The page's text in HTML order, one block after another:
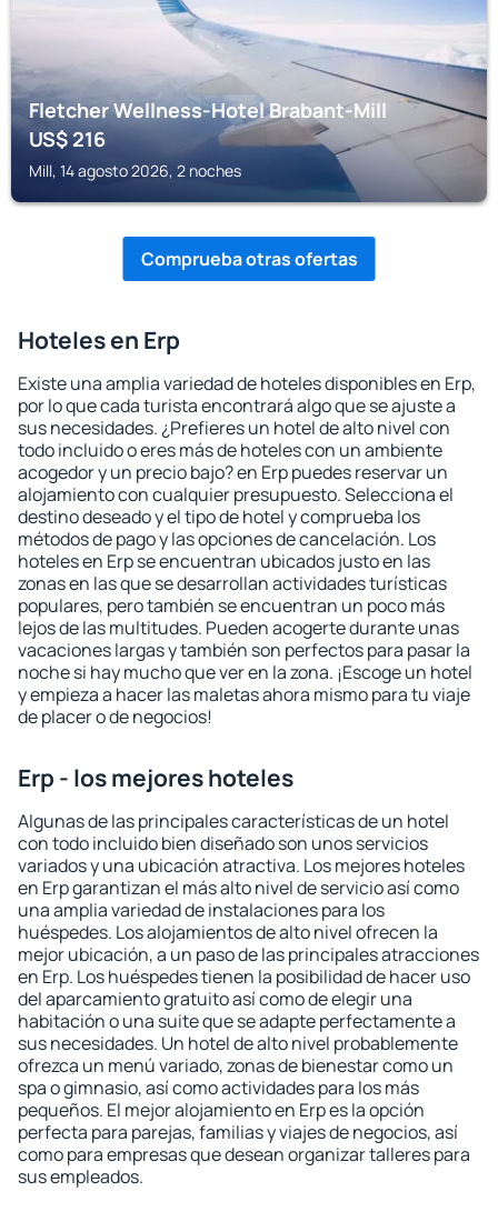
Fletcher Wellness-Hotel Brabant-Mill
US$216
Mill, 14 agosto 2026, 2 noches
Comprueba otras ofertas
Hoteles en Erp
Existe una amplia variedad de hoteles disponibles en Erp,
por lo que cada turista encontrará algo que se ajuste a
sus necesidades. ¿Prefieres un hotel de alto nivel con
todo incluido o eres más de hoteles con un ambiente
acogedor y un precio bajo? en Erp puedes reservar un
alojamiento con cualquier presupuesto. Selecciona el
destino deseado y el tipo de hotel y comprueba los
métodos de pago y las opciones de cancelación. Los
hoteles en Erp se encuentran ubicados justo en las
zonas en las que se desarrollan actividades turísticas
populares, pero también se encuentran un poco más
lejos de las multitudes. Pueden acogerte durante unas
vacaciones largas y también son perfectos para pasar la
noche si hay mucho que ver en la zona. ¡Escoge un hotel
y empieza a hacer las maletas ahora mismo para tu viaje
de placer o de negocios!
Erp - los mejores hoteles
Algunas de las principales características de un hotel
con todo incluido bien diseñado son unos servicios
variados y una ubicación atractiva. Los mejores hoteles
en Erp garantizan el más alto nivel de servicio así como
una amplia variedad de instalaciones para los
huéspedes. Los alojamientos de alto nivel ofrecen la
mejor ubicación, a un paso de las principales atracciones
en Erp. Los huéspedes tienen la posibilidad de hacer uso
del aparcamiento gratuito así como de elegir una
habitación o una suite que se adapte perfectamente a
sus necesidades. Un hotel de alto nivel probablemente
ofrezca un menú variado, zonas de bienestar como un
spa o gimnasio, así como actividades para los más
pequeños. El mejor alojamiento en Erp es la opción
perfecta para parejas, familias y viajes de negocios, así
como para empresas que desean organizar talleres para
sus empleados.